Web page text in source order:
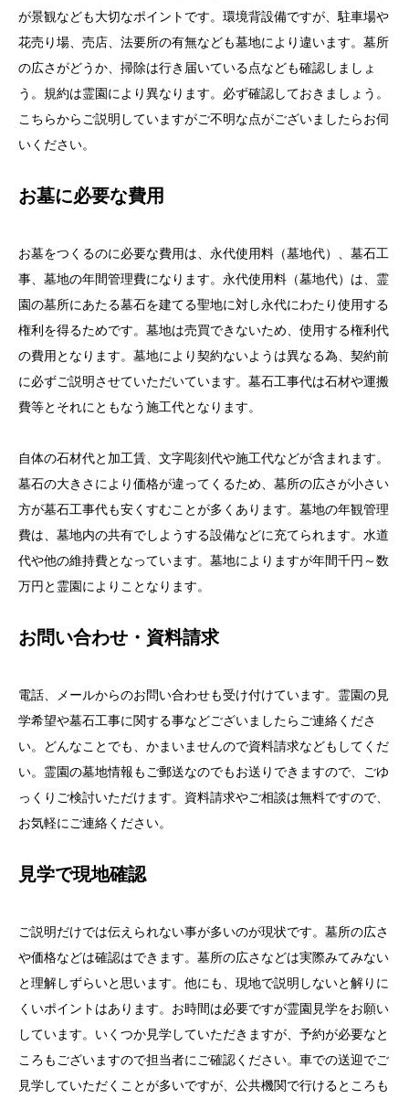
が景観なども大切なポイントです。環境背設備ですが、駐車場や
花売り場、売店、法要所の有無なども墓地により違います。墓所
の広さがどうか、掃除は行き届いている点なども確認しましょ
う。規約は霊園により異なります。必ず確認しておきましょう。
こちらからご説明していますがご不明な点がございましたらお伺
いください。
お墓に必要な費用
お墓をつくるのに必要な費用は、永代使用料（墓地代）、墓石工
事、墓地の年間管理費になります。永代使用料（墓地代）は、霊
園の墓所にあたる墓石を建てる聖地に対し永代にわたり使用する
権利を得るためです。墓地は売買できないため、使用する権利代
の費用となります。墓地により契約ないようは異なる為、契約前
に必ずご説明させていただいています。墓石工事代は石材や運搬
費等とそれにともなう施工代となります。
自体の石材代と加工賃、文字彫刻代や施工代などが含まれます。
墓石の大きさにより価格が違ってくるため、墓所の広さが小さい
方が墓石工事代も安くすむことが多くあります。墓地の年観管理
費は、墓地内の共有でしようする設備などに充てられます。水道
代や他の維持費となっています。墓地によりますが年間千円～数
万円と霊園によりことなります。
お問い合わせ・資料請求
電話、メールからのお問い合わせも受け付けています。霊園の見
学希望や墓石工事に関する事などございましたらご連絡くださ
い。どんなことでも、かまいませんので資料請求などもしてくだ
い。霊園の墓地情報もご郵送なのでもお送りできますので、ごゆ
っくりご検討いただけます。資料請求やご相談は無料ですので、
お気軽にご連絡ください。
見学で現地確認
ご説明だけでは伝えられない事が多いのが現状です。墓所の広さ
や価格などは確認はできます。墓所の広さなどは実際みてみない
と理解しずらいと思います。他にも、現地で説明しないと解りに
くいポイントはあります。お時間は必要ですが霊園見学をお願い
しています。いくつか見学していただきますが、予約が必要なと
ころもございますので担当者にご確認ください。車での送迎でご
見学していただくことが多いですが、公共機関で行けるところも